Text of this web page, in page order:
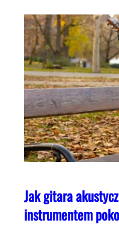
Jak gitara
instrumentem